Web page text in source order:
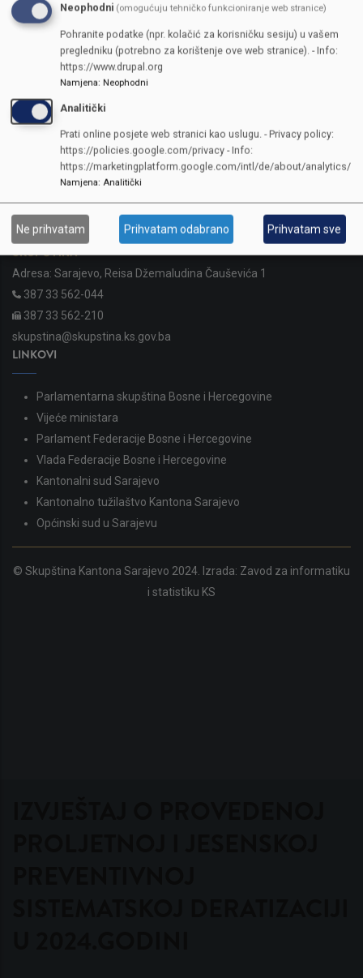
KONTAKTI
SKUPŠTINA
Adresa: Sarajevo, Reisa Džemaludina Čauševića 1
387 33 562-044
387 33 562-210
skupstina@skupstina.ks.gov.ba
LINKOVI
Parlamentarna skupština Bosne i Hercegovine
Vijeće ministara
Parlament Federacije Bosne i Hercegovine
Vlada Federacije Bosne i Hercegovine
Kantonalni sud Sarajevo
Kantonalno tužilaštvo Kantona Sarajevo
Općinski sud u Sarajevu
© Skupština Kantona Sarajevo 2024. Izrada: Zavod za informatiku
i statistiku KS
Neophodni (omogućuju tehničko funkcioniranje web stranice)
Pohranite podatke (npr. kolačić za korisničku sesiju) u vašem
pregledniku (potrebno za korištenje ove web stranice). - Info:
https://www.drupal.org
Namjena: Neophodni
Analitički
Prati online posjete web stranici kao uslugu. - Privacy policy:
https://policies.google.com/privacy - Info:
https://marketingplatform.google.com/intl/de/about/analytics/
Namjena: Analitički
Ne prihvatam Prihvatam odabrano Prihvatam sve